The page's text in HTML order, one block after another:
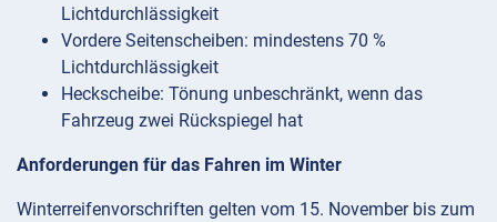
Lichtdurchlässigkeit
Vordere Seitenscheiben: mindestens 70 %
Lichtdurchlässigkeit
Heckscheibe: Tönung unbeschränkt, wenn das
Fahrzeug zwei Rückspiegel hat
Anforderungen für das Fahren im Winter
Winterreifenvorschriften gelten vom 15. November bis zum